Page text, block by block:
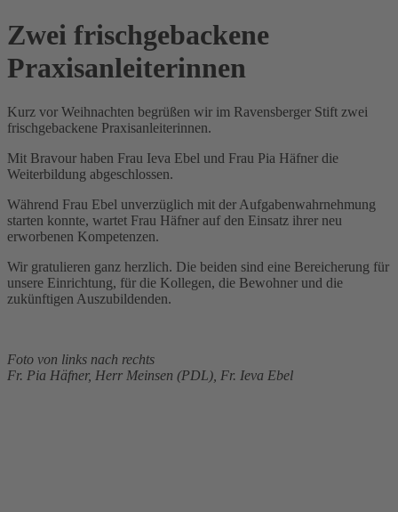
Zwei frischgebackene
Praxisanleiterinnen
Kurz vor Weihnachten begrüßen wir im Ravensberger Stift zwei
frischgebackene Praxisanleiterinnen.
Mit Bravour haben Frau Ieva Ebel und Frau Pia Häfner die
Weiterbildung abgeschlossen.
Während Frau Ebel unverzüglich mit der Aufgabenwahrnehmung
starten konnte, wartet Frau Häfner auf den Einsatz ihrer neu
erworbenen Kompetenzen.
Wir gratulieren ganz herzlich. Die beiden sind eine Bereicherung für
unsere Einrichtung, für die Kollegen, die Bewohner und die
zukünftigen Auszubildenden.
Foto von links nach rechts
Fr. Pia Häfner, Herr Meinsen (PDL), Fr. Ieva Ebel